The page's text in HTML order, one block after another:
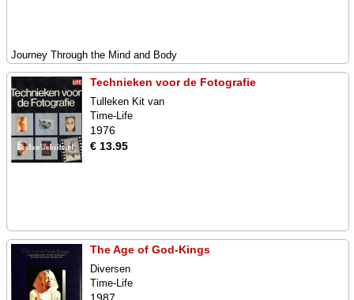
Journey Through the Mind and Body
Technieken voor de Fotografie
Tulleken Kit van
Time-Life
1976
€ 13.95
The Age of God-Kings
Diversen
Time-Life